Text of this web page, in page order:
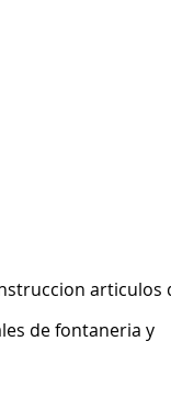
articulos
de fontaneria y